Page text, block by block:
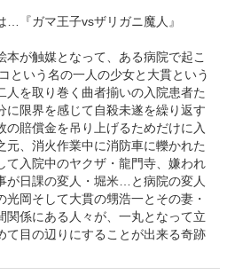
…『ガマ王子vsザリガニ魔人』
本が触媒となって、ある病院で起こ
という名の一人の少女と大貫という
人を取り巻く曲者揃いの入院患者た
限界を感じて自殺未遂を繰り返す
の賠償金を吊り上げるためだけに入
元、消火作業中に消防車に轢かれた
て入院中のヤクザ・龍門寺、嫌われ
が日課の変人・堀米…と病院の変人
光岡そして大貫の甥浩一とその妻・
関係にある人々が、一丸となって立
て目の辺りにすることが出来る奇跡